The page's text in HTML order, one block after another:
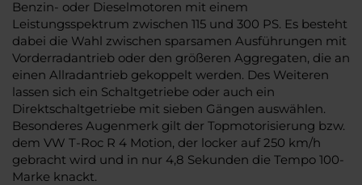
Benzin- oder Dieselmotoren mit einem
Leistungsspektrum zwischen 115 und 300 PS. Es besteht
dabei die Wahl zwischen sparsamen Ausführungen mit
Vorderradantrieb oder den größeren Aggregaten, die an
einen Allradantrieb gekoppelt werden. Des Weiteren
lassen sich ein Schaltgetriebe oder auch ein
Direktschaltgetriebe mit sieben Gängen auswählen.
Besonderes Augenmerk gilt der Topmotorisierung bzw.
dem VW T-Roc R 4 Motion, der locker auf 250 km/h
gebracht wird und in nur 4,8 Sekunden die Tempo 100-
Marke knackt.